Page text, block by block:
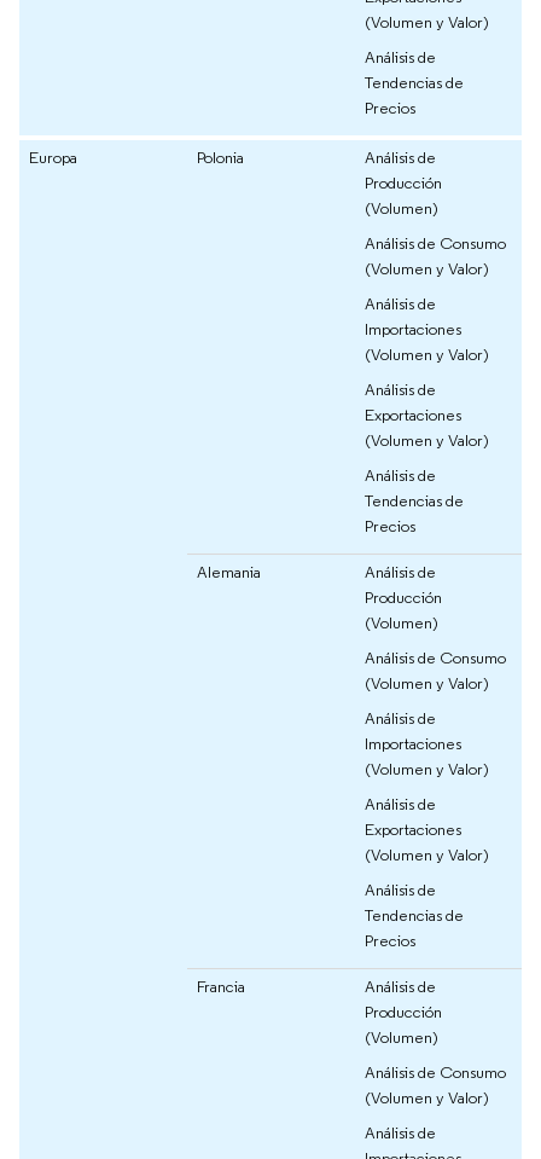
(Volumen y Valor)
Análisis de
Tendencias de
Precios
Europa Polonia
Análisis de
Producción
(Volumen)
Análisis de Consumo
(Volumen y Valor)
Análisis de
Importaciones
(Volumen y Valor)
Análisis de
Exportaciones
(Volumen y Valor)
Análisis de
Tendencias de
Precios
Alemania
Análisis de
Producción
(Volumen)
Análisis de Consumo
(Volumen y Valor)
Análisis de
Importaciones
(Volumen y Valor)
Análisis de
Exportaciones
(Volumen y Valor)
Análisis de
Tendencias de
Precios
Francia
Análisis de
Producción
(Volumen)
Análisis de Consumo
(Volumen y Valor)
Análisis de